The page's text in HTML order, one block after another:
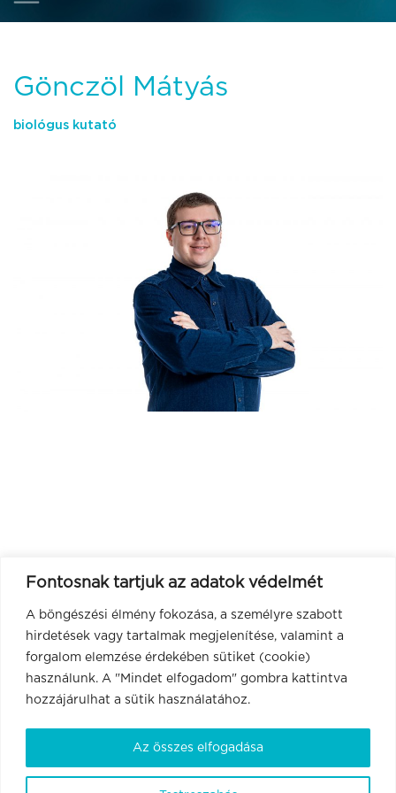
Fontosnak tartjuk az adatok védelmét
A böngészési élmény fokozása, a személyre szabott
hirdetések vagy tartalmak megjelenítése, valamint a
forgalom elemzése érdekében sütiket (cookie)
használunk. A "Mindet elfogadom" gombra kattintva
hozzájárulhat a sütik használatához.
Az összes elfogadása
Gönczöl Mátyás
biológus kutató